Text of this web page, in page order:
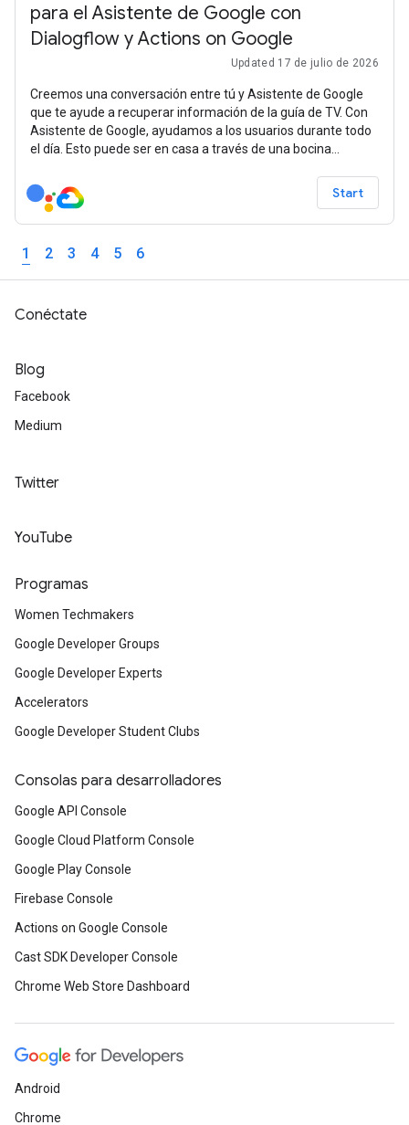
para el Asistente de Google con
Dialogflow y Actions on Google
Updated 17 de julio de 2026
Creemos una conversación entre tú y Asistente de Google
que te ayude a recuperar información de la guía de TV. Con
Asistente de Google, ayudamos a los usuarios durante todo
el día. Esto puede ser en casa a través de una bocina
teléfonos, tablets, relojes o automóviles con el Asistente de
Google. No es necesario que seas desarrollador. Con
Dialogflow, es posible crear conversaciones naturales para
aprenderás a entrenar tu propio chatbot y a crear agentes
de conversación personalizados con Dialogflow.
Start
1 2 3 4 5 6
Conéctate
Blog
Facebook
Medium
Twitter
YouTube
Programas
Women Techmakers
Google Developer Groups
Google Developer Experts
Accelerators
Google Developer Student Clubs
Consolas para desarrolladores
Google API Console
Google Cloud Platform Console
Google Play Console
Firebase Console
Actions on Google Console
Cast SDK Developer Console
Chrome Web Store Dashboard
Android
Chrome